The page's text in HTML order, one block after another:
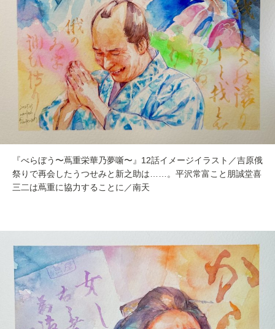
『べらぼう〜蔦重栄華乃夢噺〜』12話イメージイラスト／吉原俄
祭りで再会したうつせみと新之助は……。平沢常富こと朋誠堂喜
三二は蔦重に協力することに／南天